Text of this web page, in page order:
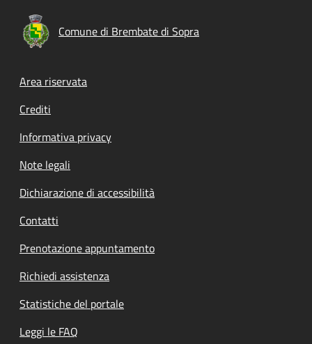
Comune di Brembate di Sopra
Footer menu
Area riservata
Crediti
Informativa privacy
Note legali
Dichiarazione di accessibilità
Contatti
Prenotazione appuntamento
Richiedi assistenza
Statistiche del portale
Leggi le FAQ